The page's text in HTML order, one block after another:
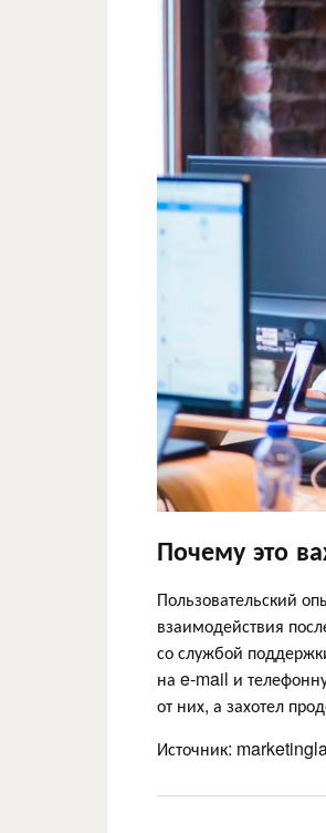
Почему это
Пользовательский
взаимодействия
со службой
на e-mail и
от них, а захотел
Источник: